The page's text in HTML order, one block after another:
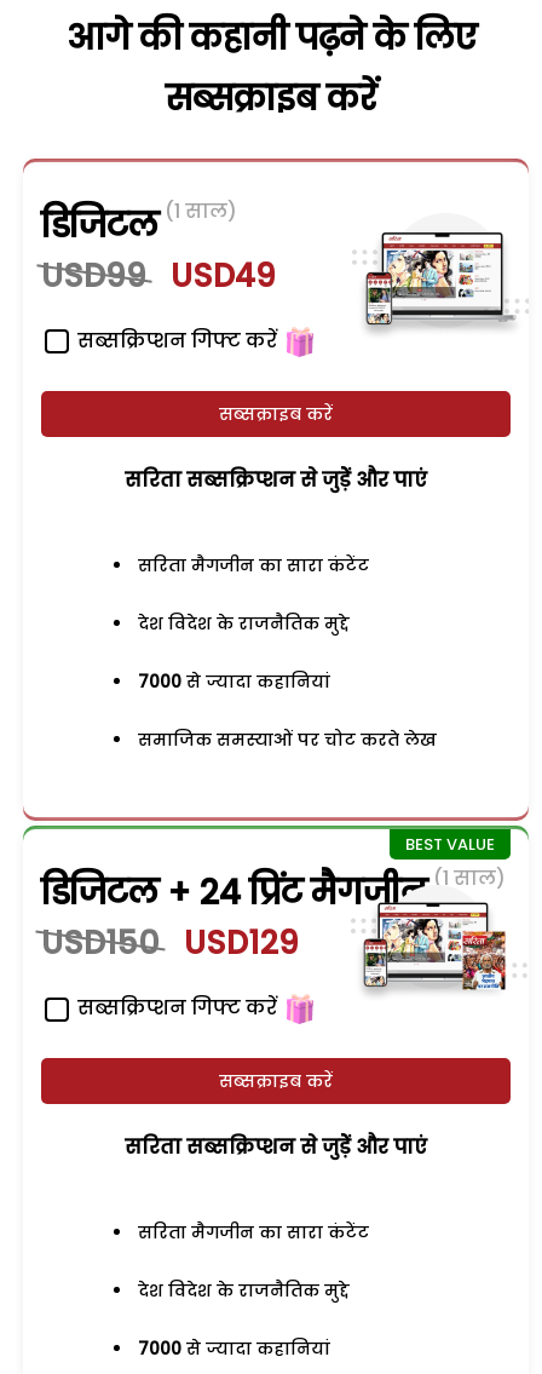
आगे की कहानी पढ़ने के लिए
सब्सक्राइब करें
डिजिटल (1 साल)
USD99 USD49
सब्सक्रिप्शन गिफ्ट करें
सब्सक्राइब करें
सरिता सब्सक्रिप्शन से जुड़ेें और पाएं
सरिता मैगजीन का सारा कंटेंट
देश विदेश के राजनैतिक मुद्दे
7000 से ज्यादा कहानियां
समाजिक समस्याओं पर चोट करते लेख
डिजिटल + 24 प्रिंट मैगजीन (1 साल)
USD150 USD129
सब्सक्रिप्शन गिफ्ट करें
सब्सक्राइब करें
सरिता सब्सक्रिप्शन से जुड़ेें और पाएं
सरिता मैगजीन का सारा कंटेंट
देश विदेश के राजनैतिक मुद्दे
7000 से ज्यादा कहानियां